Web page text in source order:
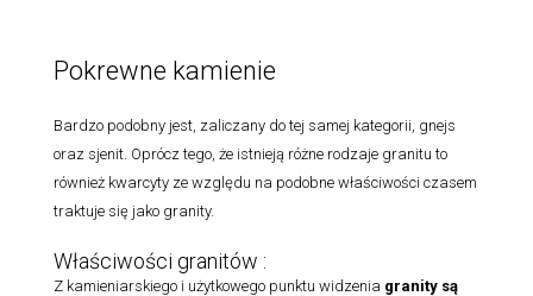
Pokrewne kamienie
Bardzo podobny jest, zaliczany do tej samej kategorii, gnejs
oraz sjenit. Oprócz tego, że istnieją różne rodzaje granitu to
również kwarcyty ze względu na podobne właściwości czasem
traktuje się jako granity.
Właściwości granitów :
Z kamieniarskiego i użytkowego punktu widzenia granity są